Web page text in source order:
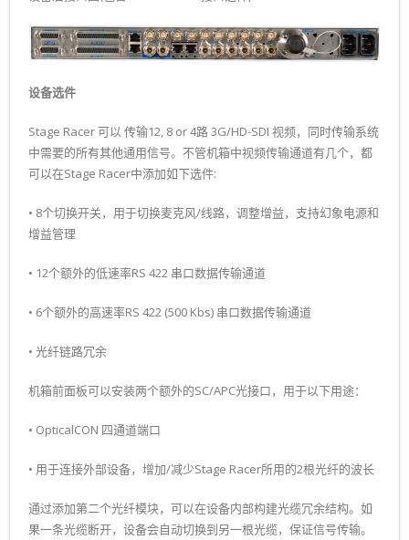
设备选件
Stage Racer 可以 传输12, 8 or 4路 3G/HD-SDI 视频，同时传输系统
中需要的所有其他通用信号。不管机箱中视频传输通道有几个，都
可以在Stage Racer中添加如下选件:
• 8个切换开关，用于切换麦克风/线路，调整增益，支持幻象电源和
增益管理
• 12个额外的低速率RS 422 串口数据传输通道
• 6个额外的高速率RS 422 (500 Kbs) 串口数据传输通道
• 光纤链路冗余
机箱前面板可以安装两个额外的SC/APC光接口，用于以下用途：
• OpticalCON 四通道端口
• 用于连接外部设备，增加/减少Stage Racer所用的2根光纤的波长
通过添加第二个光纤模块，可以在设备内部构建光缆冗余结构。如
果一条光缆断开，设备会自动切换到另一根光缆，保证信号传输。